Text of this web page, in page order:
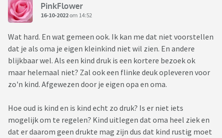
PinkFlower
16-10-2022 om 14:52
Wat hard. En wat gemeen ook. Ik kan me dat niet voorstellen
dat je als oma je eigen kleinkind niet wil zien. En andere
blijkbaar wel. Als een kind druk is een kortere bezoek ok
maar helemaal niet? Zal ook een flinke deuk opleveren voor
zo'n kind. Afgewezen door je eigen opa en oma.
Hoe oud is kind en is kind echt zo druk? Is er niet iets
mogelijk om te regelen? Kind uitlegen dat oma heel ziek en
dat er daarom geen drukte mag zijn dus dat kind rustig moet